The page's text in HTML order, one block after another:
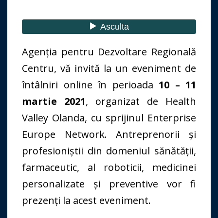
Agenția pentru Dezvoltare Regională
Centru, vă invită la un eveniment de
întâlniri online în perioada 10 – 11
martie 2021, organizat de Health
Valley Olanda, cu sprijinul Enterprise
Europe Network. Antreprenorii și
profesioniștii din domeniul sănătății,
farmaceutic, al roboticii, medicinei
personalizate și preventive vor fi
prezenți la acest eveniment.